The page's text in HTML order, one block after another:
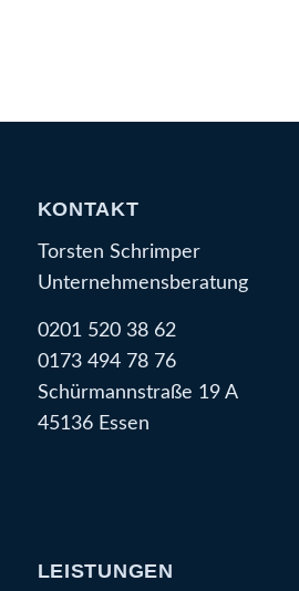
KONTAKT
Torsten Schrimper
Unternehmensberatung
0201 520 38 62
0173 494 78 76
Schürmannstraße 19 A
45136 Essen
LEISTUNGEN